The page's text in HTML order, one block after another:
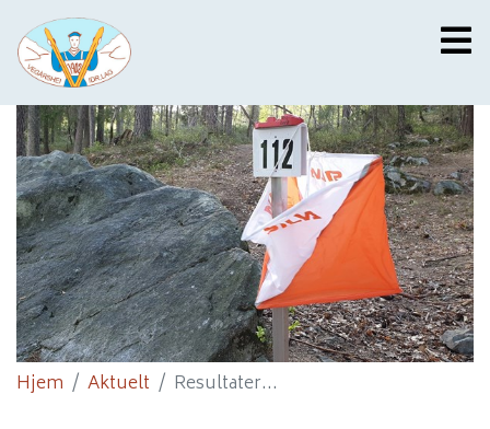
Hjem Aktuelt Resultater...